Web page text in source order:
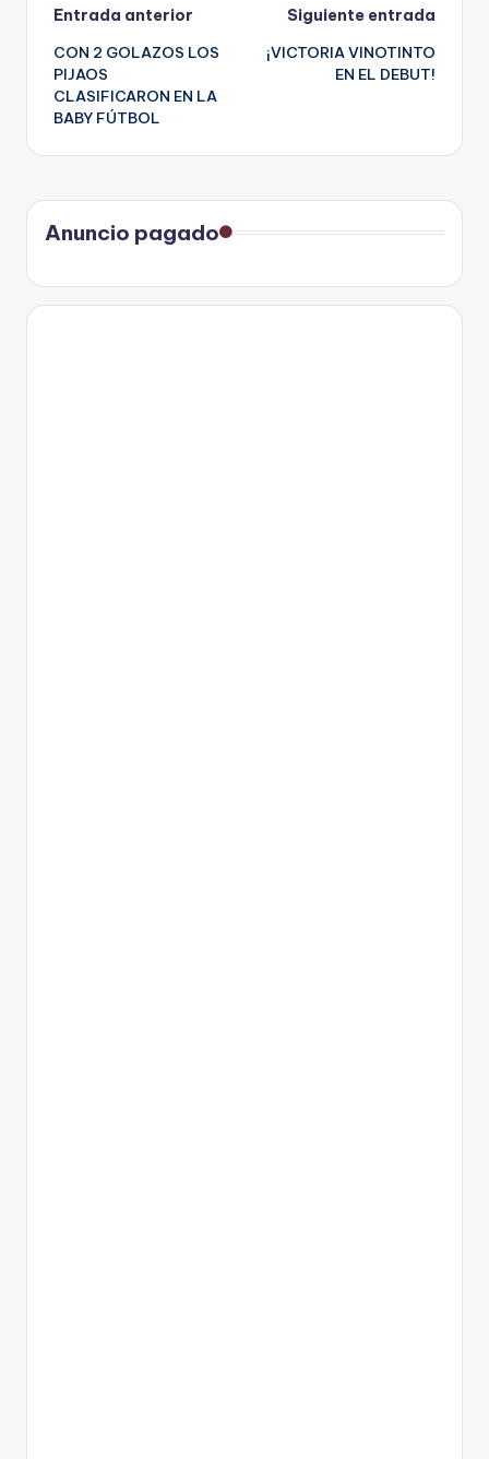
Navegación
de
entradas
Entrada anterior
CON 2 GOLAZOS LOS
PIJAOS
CLASIFICARON EN LA
BABY FÚTBOL
Siguiente entrada
¡VICTORIA VINOTINTO
EN EL DEBUT!
Anuncio pagado